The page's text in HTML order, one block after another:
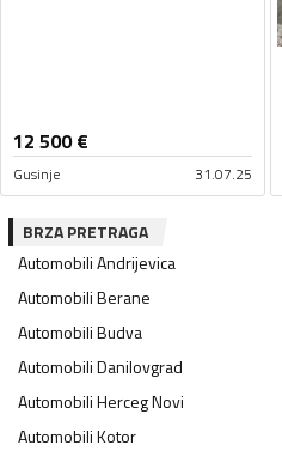
12 500€
Gusinje 31.07.25
BRZA PRETRAGA
AutomobiliAndrijevica
AutomobiliBerane
AutomobiliBudva
AutomobiliDanilovgrad
AutomobiliHerceg Novi
AutomobiliKotor